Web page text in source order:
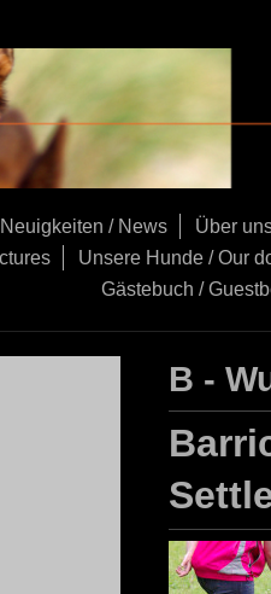
Neuigkeiten / News
Über
Unsere Hunde / Our
Gästebuch /
B -